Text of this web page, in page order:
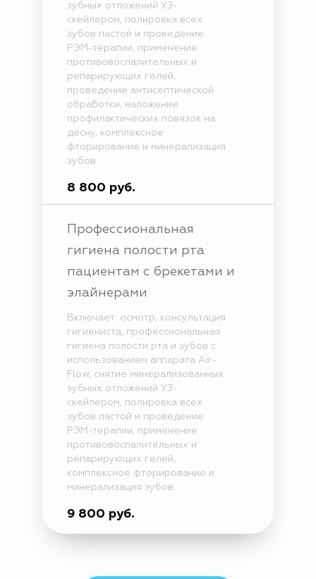
зубных отложений УЗ-
скейлером, полировка всех
зубов пастой и проведение
РЭМ-терапии, применение
противовоспалительных и
репарирующих гелей,
проведение антисептической
обработки, наложение
профилактических повязок на
десну, комплексное
фторирование и минерализация
зубов
8 800 руб.
Профессиональная
гигиена полости рта
пациентам с брекетами и
элайнерами
Включает: осмотр, консультация
гигиениста, профессиональная
гигиена полости рта и зубов с
использованием аппарата Air-
Flow, снятие минерализованных
зубных отложений УЗ-
скейлером, полировка всех
зубов пастой и проведение
РЭМ-терапии, применение
противовоспалительных и
репарирующих гелей,
комплексное фторирование и
минерализация зубов.
9 800 руб.